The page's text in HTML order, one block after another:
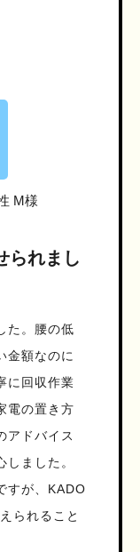
M様
られまし
た。腰の低
金額なのに
に回収作業
電の置き方
アドバイス
ました。
すが、KADO
られること